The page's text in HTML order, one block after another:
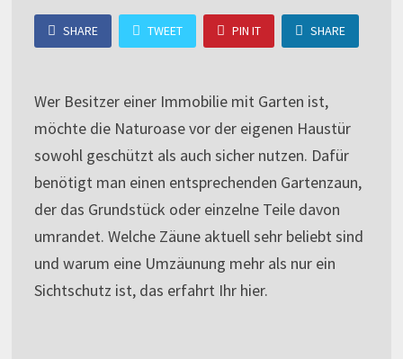
SHARE TWEET PIN IT SHARE
Wer Besitzer einer Immobilie mit Garten ist,
möchte die Naturoase vor der eigenen Haustür
sowohl geschützt als auch sicher nutzen. Dafür
benötigt man einen entsprechenden Gartenzaun,
der das Grundstück oder einzelne Teile davon
umrandet. Welche Zäune aktuell sehr beliebt sind
und warum eine Umzäunung mehr als nur ein
Sichtschutz ist, das erfahrt Ihr hier.